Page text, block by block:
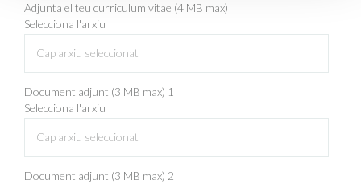
Adjunta el teu curriculum vitae (4 MB max)
Selecciona l'arxiu
Cap arxiu seleccionat
Document adjunt (3 MB max) 1
Selecciona l'arxiu
Cap arxiu seleccionat
Document adjunt (3 MB max) 2